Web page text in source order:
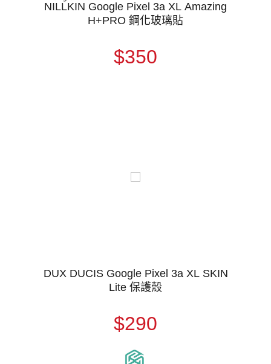
NILLKIN Google Pixel 3a XL Amazing
H+PRO 鋼化玻璃貼
$350
DUX DUCIS Google Pixel 3a XL SKIN
Lite 保護殼
$290